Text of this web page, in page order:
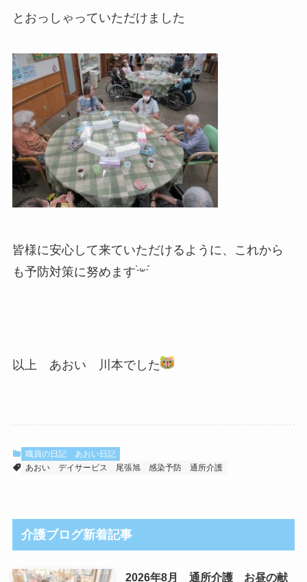
とおっしゃっていただけました
皆様に安心して来ていただけるように、これから
も予防対策に努めます
以上 あおい 川本でした
職員の日記
あおい日記
あおい
デイサービス 尾張旭 感染予防 通所介護
介護ブログ新着記事
2026年8月 通所介護 お昼の献